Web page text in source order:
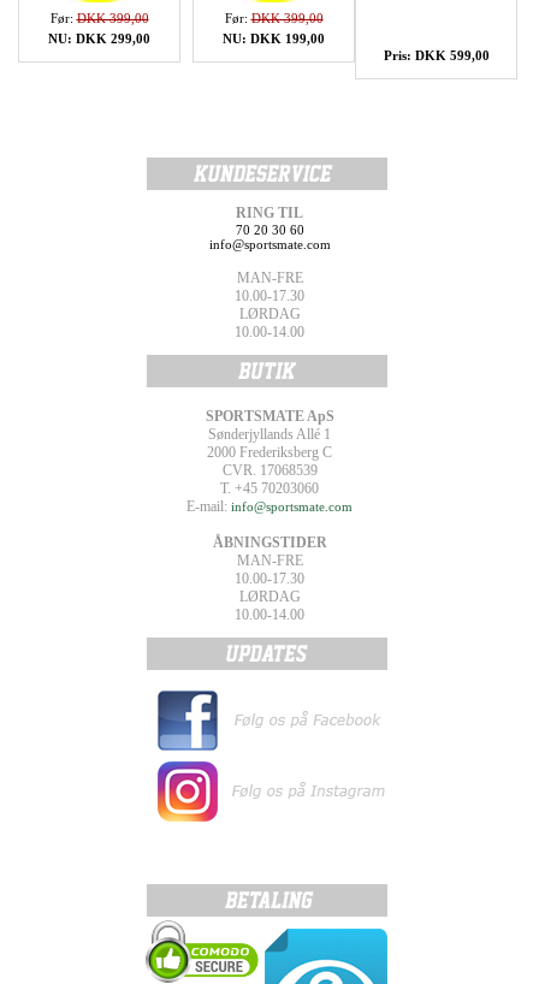
Før:DKK 399,00
NU: DKK 299,00
Før:DKK 399,00
NU: DKK 199,00
Pris: DKK 599,00
RING TIL
70 20 30 60
info@sportsmate.com
MAN-FRE
10.00-17.30
LØRDAG
10.00-14.00
SPORTSMATE ApS
Sønderjyllands Allé 1
2000 Frederiksberg C
CVR. 17068539
T. +45 70203060
E-mail: info@sportsmate.com
ÅBNINGSTIDER
MAN-FRE
10.00-17.30
LØRDAG
10.00-14.00